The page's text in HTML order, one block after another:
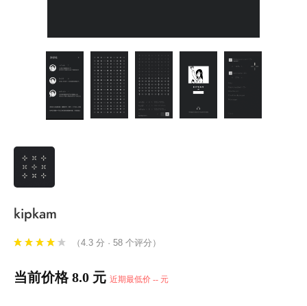
kipkam
（4.3 分 · 58 个评分）
当前价格 8.0 元 近期最低价 -- 元